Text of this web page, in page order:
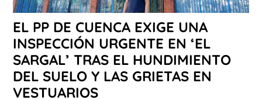
EL PP DE CUENCA EXIGE UNA
INSPECCIÓN URGENTE EN ‘EL
SARGAL’ TRAS EL HUNDIMIENTO
DEL SUELO Y LAS GRIETAS EN
VESTUARIOS